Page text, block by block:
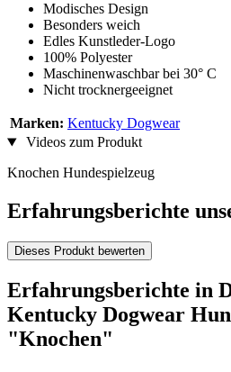
Modisches Design
Besonders weich
Edles Kunstleder-Logo
100% Polyester
Maschinenwaschbar bei 30° C
Nicht trocknergeeignet
Marken: Kentucky Dogwear
Videos zum Produkt
Knochen Hundespielzeug
Erfahrungsberichte
Dieses Produkt bewerten
Erfahrungsberichte in
Kentucky Dogwear
"Knochen"